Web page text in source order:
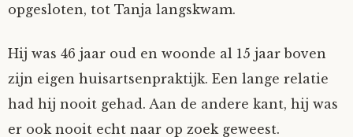
Stefan
Sunniva
Switch
opgesloten, tot Tanja langskwam.
Hij was 46 jaar oud en woonde al 15 jaar boven
zijn eigen huisartsenpraktijk. Een lange relatie
had hij nooit gehad. Aan de andere kant, hij was
er ook nooit echt naar op zoek geweest.